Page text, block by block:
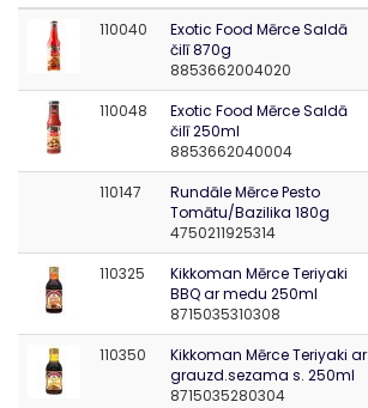
110040
Exotic Food Mērce Saldā
čilī 870g
8853662004020
110048
Exotic Food Mērce Saldā
čilī 250ml
8853662040004
110147
Rundāle Mērce Pesto
Tomātu/Bazilika 180g
4750211925314
110325
Kikkoman Mērce Teriyaki
BBQ ar medu 250ml
8715035310308
110350
Kikkoman Mērce Teriyaki ar
grauzd.sezama s. 250ml
8715035280304